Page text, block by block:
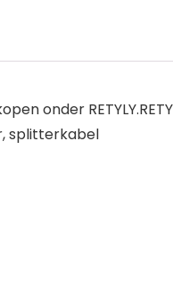
onder
splitterkabel